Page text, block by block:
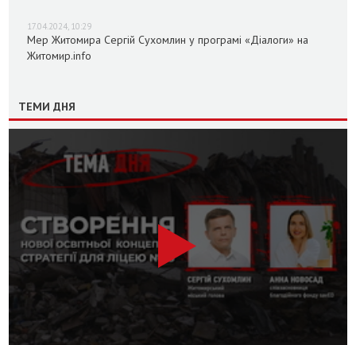
17.04.2024, 10:29
Мер Житомира Сергій Сухомлин у програмі «Діалоги» на
Житомир.info
ТЕМИ ДНЯ